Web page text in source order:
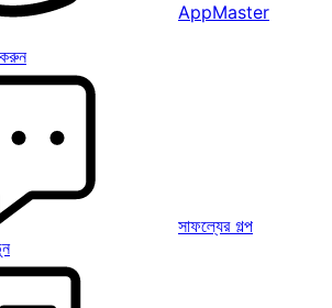
AppMaster
সাফল্যের গল্প